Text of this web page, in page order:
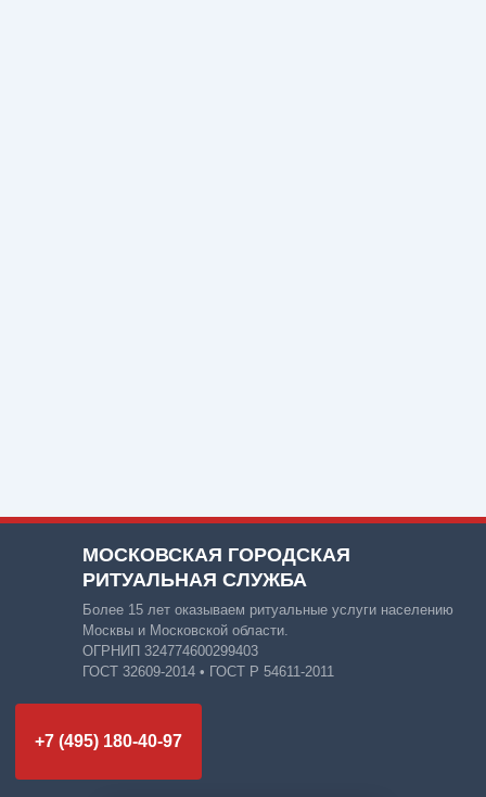
МОСКОВСКАЯ ГОРОДСКАЯ
РИТУАЛЬНАЯ СЛУЖБА
Более 15 лет оказываем ритуальные услуги населению
Москвы и Московской области.
ОГРНИП 324774600299403
ГОСТ 32609-2014 • ГОСТ Р 54611-2011
+7 (495) 180-40-97